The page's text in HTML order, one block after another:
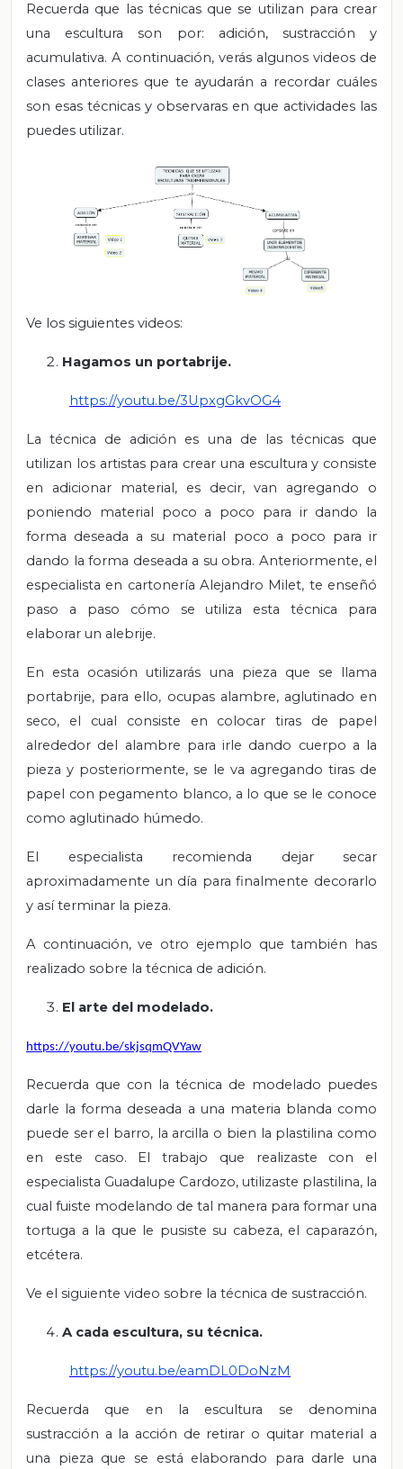
Recuerda que las técnicas que se utilizan para crear
una escultura son por: adición, sustracción y
acumulativa. A continuación, verás algunos videos de
clases anteriores que te ayudarán a recordar cuáles
son esas técnicas y observaras en que actividades las
puedes utilizar.
Ve los siguientes videos:
Hagamos un portabrije.
https://youtu.be/3UpxgGkvOG4
La técnica de adición es una de las técnicas que
utilizan los artistas para crear una escultura y consiste
en adicionar material, es decir, van agregando o
poniendo material poco a poco para ir dando la
forma deseada a su material poco a poco para ir
dando la forma deseada a su obra. Anteriormente, el
especialista en cartonería Alejandro Milet, te enseñó
paso a paso cómo se utiliza esta técnica para
elaborar un alebrije.
En esta ocasión utilizarás una pieza que se llama
portabrije, para ello, ocupas alambre, aglutinado en
seco, el cual consiste en colocar tiras de papel
alrededor del alambre para irle dando cuerpo a la
pieza y posteriormente, se le va agregando tiras de
papel con pegamento blanco, a lo que se le conoce
como aglutinado húmedo.
El especialista recomienda dejar secar
aproximadamente un día para finalmente decorarlo
y así terminar la pieza.
A continuación, ve otro ejemplo que también has
realizado sobre la técnica de adición.
El arte del modelado.
https://youtu.be/skjsqmQVYaw
Recuerda que con la técnica de modelado puedes
darle la forma deseada a una materia blanda como
puede ser el barro, la arcilla o bien la plastilina como
en este caso. El trabajo que realizaste con el
especialista Guadalupe Cardozo, utilizaste plastilina, la
cual fuiste modelando de tal manera para formar una
tortuga a la que le pusiste su cabeza, el caparazón,
etcétera.
Ve el siguiente video sobre la técnica de sustracción.
A cada escultura, su técnica.
https://youtu.be/eamDL0DoNzM
Recuerda que en la escultura se denomina
sustracción a la acción de retirar o quitar material a
una pieza que se está elaborando para darle una